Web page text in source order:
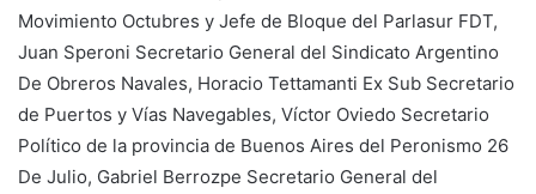
Movimiento Octubres y Jefe de Bloque del Parlasur FDT,
Juan Speroni Secretario General del Sindicato Argentino
De Obreros Navales, Horacio Tettamanti Ex Sub Secretario
de Puertos y Vías Navegables, Víctor Oviedo Secretario
Político de la provincia de Buenos Aires del Peronismo 26
De Julio, Gabriel Berrozpe Secretario General del